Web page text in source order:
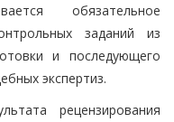
обязательное
заданий из
и последующего
экспертиз.
рецензирования